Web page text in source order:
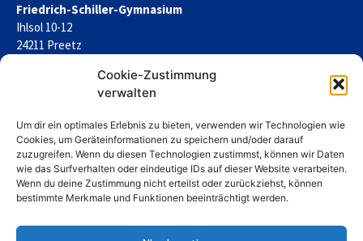
Cookie-Zustimmung
verwalten
Um dir ein optimales Erlebnis zu bieten, verwenden wir Technologien wie
Cookies, um Geräteinformationen zu speichern und/oder darauf
zuzugreifen. Wenn du diesen Technologien zustimmst, können wir Daten
wie das Surfverhalten oder eindeutige IDs auf dieser Website verarbeiten.
Wenn du deine Zustimmung nicht erteilst oder zurückziehst, können
bestimmte Merkmale und Funktionen beeinträchtigt werden.
Friedrich-Schiller-Gymnasium
Ihlsol 10-12
24211 Preetz
Öffnungszeiten des Sekretariats:
Mo -Do: 07.00 – 15.00 Uhr,
Fr: 07.00 – 13.30 Uhr
Telefon:
04342-714 920
E-Mail: